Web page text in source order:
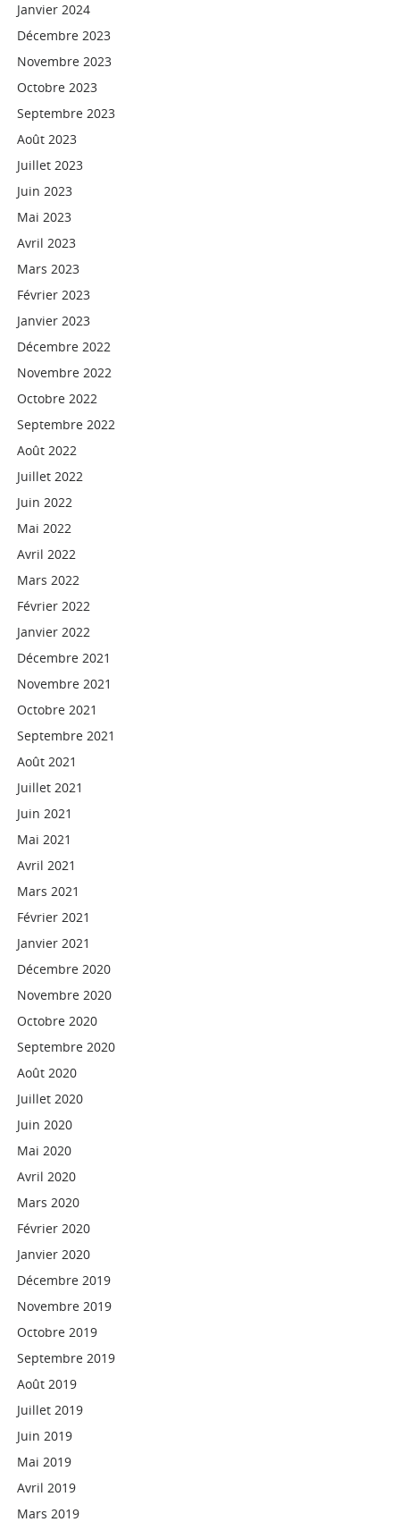
Janvier 2024
Décembre 2023
Novembre 2023
Octobre 2023
Septembre 2023
Août 2023
Juillet 2023
Juin 2023
Mai 2023
Avril 2023
Mars 2023
Février 2023
Janvier 2023
Décembre 2022
Novembre 2022
Octobre 2022
Septembre 2022
Août 2022
Juillet 2022
Juin 2022
Mai 2022
Avril 2022
Mars 2022
Février 2022
Janvier 2022
Décembre 2021
Novembre 2021
Octobre 2021
Septembre 2021
Août 2021
Juillet 2021
Juin 2021
Mai 2021
Avril 2021
Mars 2021
Février 2021
Janvier 2021
Décembre 2020
Novembre 2020
Octobre 2020
Septembre 2020
Août 2020
Juillet 2020
Juin 2020
Mai 2020
Avril 2020
Mars 2020
Février 2020
Janvier 2020
Décembre 2019
Novembre 2019
Octobre 2019
Septembre 2019
Août 2019
Juillet 2019
Juin 2019
Mai 2019
Avril 2019
Mars 2019